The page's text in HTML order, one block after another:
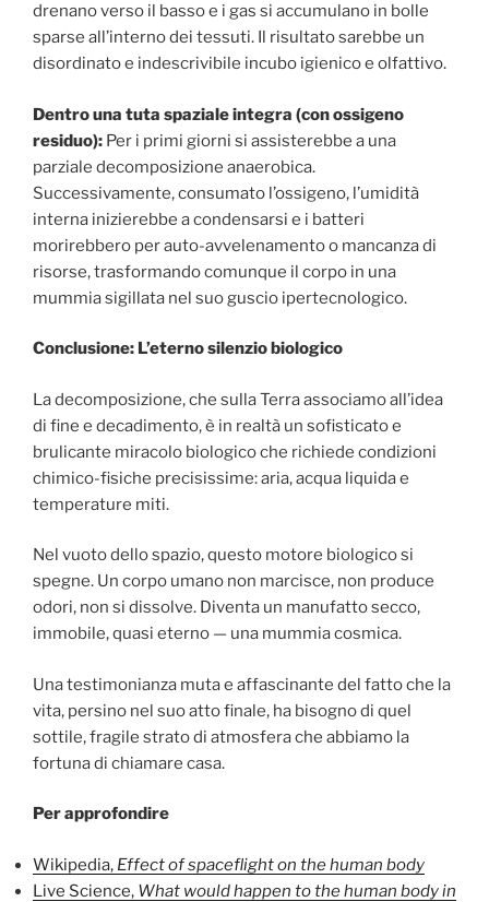
drenano verso il basso e i gas si accumulano in bolle
sparse all’interno dei tessuti. Il risultato sarebbe un
disordinato e indescrivibile incubo igienico e olfattivo.
Dentro una tuta spaziale integra (con ossigeno
residuo): Per i primi giorni si assisterebbe a una
parziale decomposizione anaerobica.
Successivamente, consumato l’ossigeno, l’umidità
interna inizierebbe a condensarsi e i batteri
morirebbero per auto-avvelenamento o mancanza di
risorse, trasformando comunque il corpo in una
mummia sigillata nel suo guscio ipertecnologico.
Conclusione: L’eterno silenzio biologico
La decomposizione, che sulla Terra associamo all’idea
di fine e decadimento, è in realtà un sofisticato e
brulicante miracolo biologico che richiede condizioni
chimico-fisiche precisissime: aria, acqua liquida e
temperature miti.
Nel vuoto dello spazio, questo motore biologico si
spegne. Un corpo umano non marcisce, non produce
odori, non si dissolve. Diventa un manufatto secco,
immobile, quasi eterno — una mummia cosmica.
Una testimonianza muta e affascinante del fatto che la
vita, persino nel suo atto finale, ha bisogno di quel
sottile, fragile strato di atmosfera che abbiamo la
fortuna di chiamare casa.
Per approfondire
Wikipedia, Effect of spaceflight on the human body
Live Science, What would happen to the human body in